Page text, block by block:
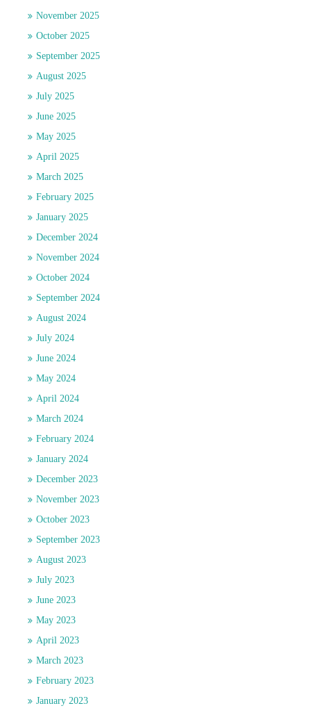
November 2025
October 2025
September 2025
August 2025
July 2025
June 2025
May 2025
April 2025
March 2025
February 2025
January 2025
December 2024
November 2024
October 2024
September 2024
August 2024
July 2024
June 2024
May 2024
April 2024
March 2024
February 2024
January 2024
December 2023
November 2023
October 2023
September 2023
August 2023
July 2023
June 2023
May 2023
April 2023
March 2023
February 2023
January 2023